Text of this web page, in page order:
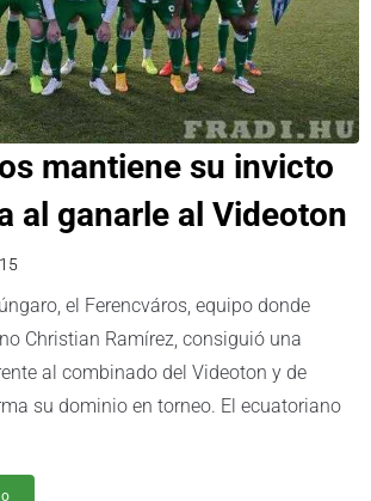
mantiene su invicto
al ganarle al Videoton
el Ferencváros, equipo donde
Christian Ramírez, consiguió una
al combinado del Videoton y de
su dominio en torneo. El ecuatoriano